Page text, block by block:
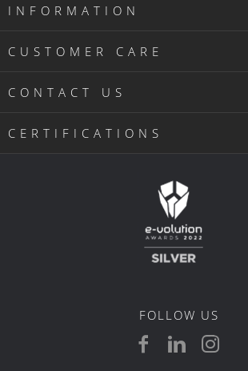
INFORMATION
CUSTOMER CARE
CONTACT US
CERTIFICATIONS
FOLLOW US